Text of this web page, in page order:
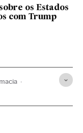
os Estados
com Trump